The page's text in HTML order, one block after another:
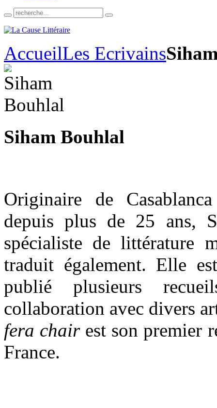
AccueilLes Ecrivains
Siham Bouhlal
Originaire de
depuis plus de 25 ans,
spécialiste de littérature
traduit également. Elle
publié plusieurs
collaboration avec divers
fera chairest son premier
France.